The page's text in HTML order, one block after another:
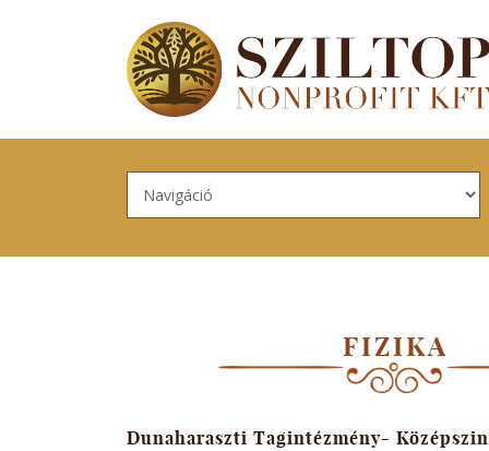
FIZIKA
Dunaharaszti Tagintézmény-